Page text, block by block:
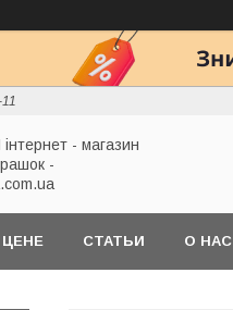
- магазин
-
СТАТЬИ О НАС